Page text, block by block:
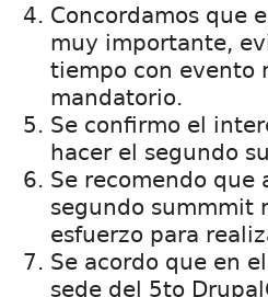
Concordamos que
muy importante,
tiempo con evento
mandatorio.
Se confirmo el
hacer el segundo
Se recomendo
segundo summmit
esfuerzo para
Se acordo que en
sede del 5to